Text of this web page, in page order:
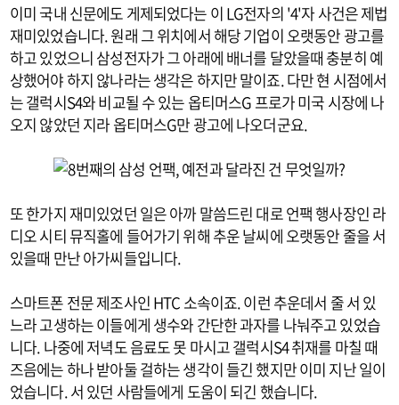
이미 국내 신문에도 게제되었다는 이 LG전자의 '4'자 사건은 제법
재미있었습니다. 원래 그 위치에서 해당 기업이 오랫동안 광고를
하고 있었으니 삼성전자가 그 아래에 배너를 달았을때 충분히 예
상했어야 하지 않나라는 생각은 하지만 말이죠. 다만 현 시점에서
는 갤럭시S4와 비교될 수 있는 옵티머스G 프로가 미국 시장에 나
오지 않았던 지라 옵티머스G만 광고에 나오더군요.
또 한가지 재미있었던 일은 아까 말씀드린 대로 언팩 행사장인 라
디오 시티 뮤직홀에 들어가기 위해 추운 날씨에 오랫동안 줄을 서
있을때 만난 아가씨들입니다.
스마트폰 전문 제조사인 HTC 소속이죠. 이런 추운데서 줄 서 있
느라 고생하는 이들에게 생수와 간단한 과자를 나눠주고 있었습
니다. 나중에 저녁도 음료도 못 마시고 갤럭시S4 취재를 마칠 때
즈음에는 하나 받아둘 걸하는 생각이 들긴 했지만 이미 지난 일이
었습니다. 서 있던 사람들에게 도움이 되긴 했습니다.